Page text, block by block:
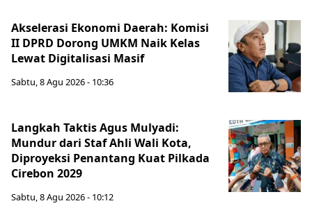
Akselerasi Ekonomi Daerah: Komisi
II DPRD Dorong UMKM Naik Kelas
Lewat Digitalisasi Masif
Sabtu, 8 Agu 2026 - 10:36
Langkah Taktis Agus Mulyadi:
Mundur dari Staf Ahli Wali Kota,
Diproyeksi Penantang Kuat Pilkada
Cirebon 2029
Sabtu, 8 Agu 2026 - 10:12